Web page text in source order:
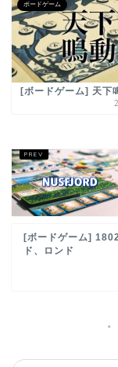
ボードゲーム
[ボードゲーム] 天下
[ボードゲーム]
ド、ロンド